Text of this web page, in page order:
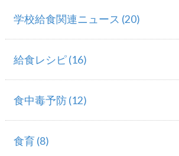
学校給食関連ニュース (20)
給食レシピ(16)
食中毒予防(12)
食育(8)